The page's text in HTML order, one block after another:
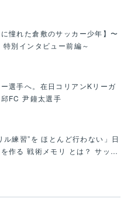
に憧れた倉敷のサッカー少年】〜
特別インタビュー前編～
ー選手へ。在日コリアンKリーガ
FC 尹鐘太選手
ル練習”を ほとんど行わない」日
作る 戦術メモリ とは？ サッ…